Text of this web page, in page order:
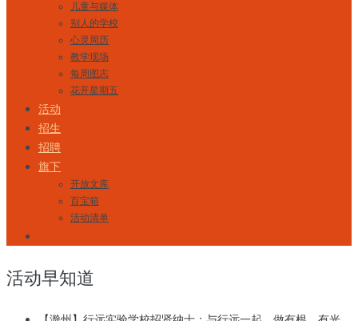
儿童与媒体
别人的学校
心灵周历
教学现场
每周图志
花开星期五
活动
招生
招聘
旗下
开放文库
百宝箱
活动清单
活动早知道